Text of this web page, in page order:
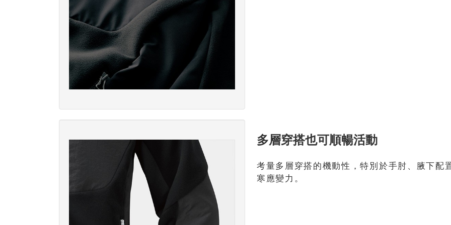
多層穿搭也可順暢活動
考量多層穿搭的機動性，特別於手肘、腋下配
寒應變力。